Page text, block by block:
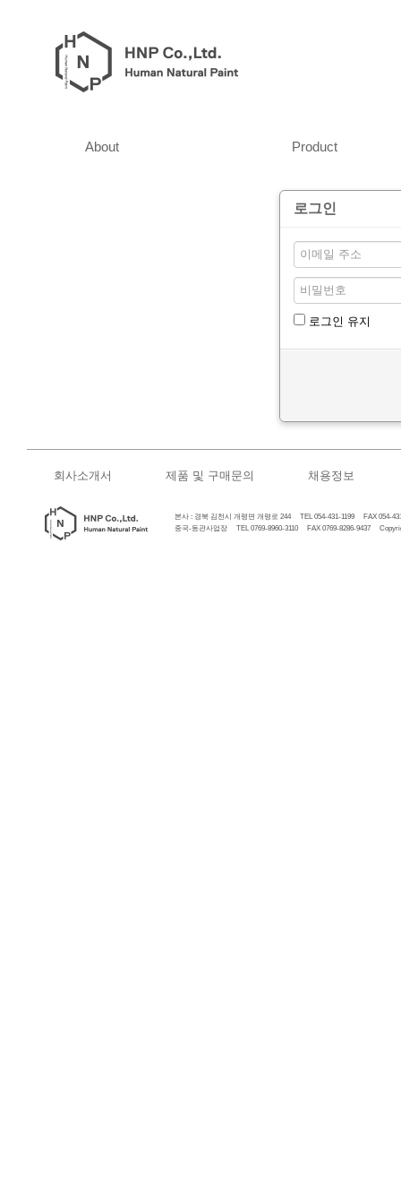
About Product
로그인
로그인 유지
회사소개서 제품 및 구매문의 채용정보
본사 : 경북 김천시 개령면 개령로 244 TEL 054-431-1199 FAX 054-
중국-동관사업장 TEL 0769-8960-3110 FAX 0769-8286-9437